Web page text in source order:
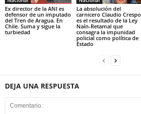
Ex director de la ANI es
defensor de un imputado
del Tren de Aragua. En
Chile. Suma y sigue la
turbiedad
La absolución del
carnicero Claudio Crespo
es el resultado de la Ley
Naín-Retamal que
consagra la impunidad
policial como política de
Estado
DEJA UNA RESPUESTA